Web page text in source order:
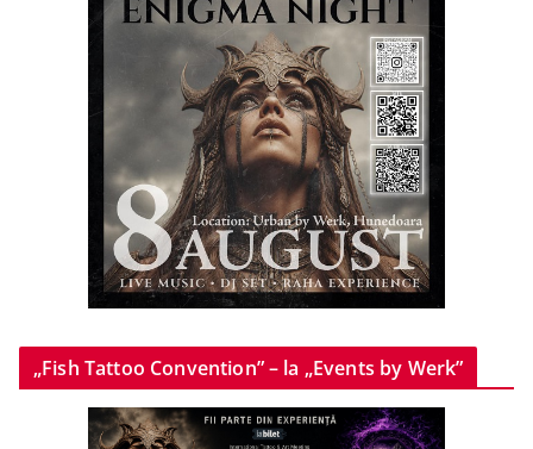
„Fish Tattoo Convention” – la „Events by Werk”